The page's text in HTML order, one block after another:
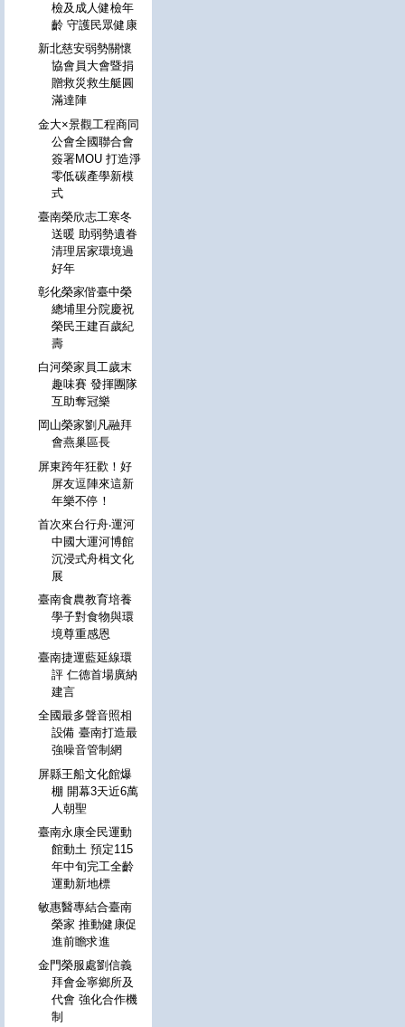
檢及成人健檢年
齡 守護民眾健康
新北慈安弱勢關懷
協會員大會暨捐
贈救災救生艇圓
滿達陣
金大×景觀工程商同
公會全國聯合會
簽署MOU 打造淨
零低碳產學新模
式
臺南榮欣志工寒冬
送暖 助弱勢遺眷
清理居家環境過
好年
彰化榮家偕臺中榮
總埔里分院慶祝
榮民王建百歲紀
壽
白河榮家員工歲末
趣味賽 發揮團隊
互助奪冠樂
岡山榮家劉凡融拜
會燕巢區長
屏東跨年狂歡！好
屏友逗陣來這新
年樂不停！
首次來台行舟‧運河
中國大運河博館
沉浸式舟楫文化
展
臺南食農教育培養
學子對食物與環
境尊重感恩
臺南捷運藍延線環
評 仁德首場廣納
建言
全國最多聲音照相
設備 臺南打造最
強噪音管制網
屏縣王船文化館爆
棚 開幕3天近6萬
人朝聖
臺南永康全民運動
館動土 預定115
年中旬完工全齡
運動新地標
敏惠醫專結合臺南
榮家 推動健康促
進前瞻求進
金門榮服處劉信義
拜會金寧鄉所及
代會 強化合作機
制